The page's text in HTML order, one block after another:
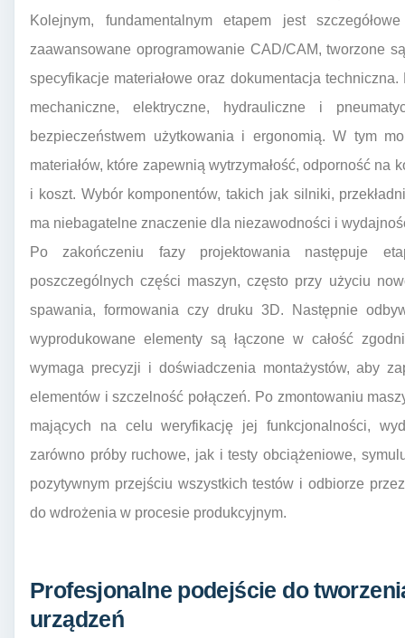
Kolejnym, fundamentalnym etapem jest
zaawansowane oprogramowanie CAD/CAM, tworzone
specyfikacje materiałowe oraz dokumentacja
mechaniczne, elektryczne, hydrauliczne i
bezpieczeństwem użytkowania i ergonomią. W tym
materiałów, które zapewnią wytrzymałość, odporność
i koszt. Wybór komponentów, takich jak silniki,
ma niebagatelne znaczenie dla niezawodności i
Po zakończeniu fazy projektowania następuje
poszczególnych części maszyn, często przy użyciu
spawania, formowania czy druku 3D. Następnie
wyprodukowane elementy są łączone w całość
wymaga precyzji i doświadczenia montażystów, aby
elementów i szczelność połączeń. Po zmontowaniu
mających na celu weryfikację jej funkcjonalności,
zarówno próby ruchowe, jak i testy obciążeniowe,
pozytywnym przejściu wszystkich testów i odbiorze
do wdrożenia w procesie produkcyjnym.
Profesjonalne podejście do
urządzeń